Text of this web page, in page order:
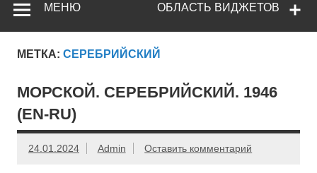
ОБЛАСТЬ ВИДЖЕТОВ
МЕНЮ
МЕТКА: СЕРЕБРИЙСКИЙ
МОРСКОЙ. СЕРЕБРИЙСКИЙ. 1946
(EN-RU)
24.01.2024 Admin Оставить комментарий